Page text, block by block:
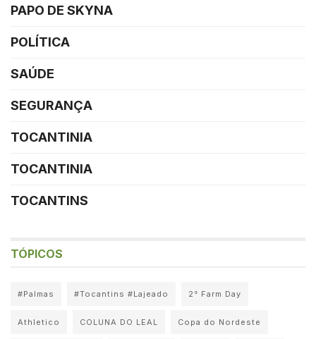
PAPO DE SKYNA
POLÍTICA
SAÚDE
SEGURANÇA
TOCANTINIA
TOCANTINIA
TOCANTINS
TÓPICOS
#Palmas #Tocantins #Lajeado 2° Farm Day
Athletico COLUNA DO LEAL Copa do Nordeste